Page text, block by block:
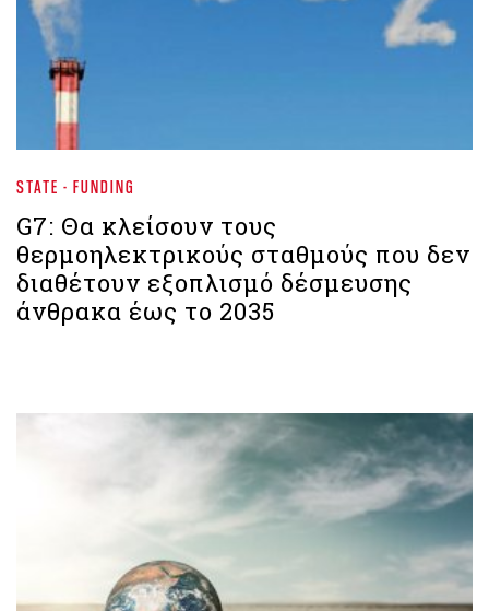
STATE - FUNDING
G7: Θα κλείσουν τους
θερμοηλεκτρικούς σταθμούς που δεν
διαθέτουν εξοπλισμό δέσμευσης
άνθρακα έως το 2035